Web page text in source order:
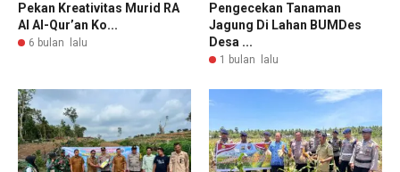
Pekan Kreativitas Murid RA
Al Al-Qur’an Ko...
6 bulan lalu
Pengecekan Tanaman
Jagung Di Lahan BUMDes
Desa ...
1 bulan lalu